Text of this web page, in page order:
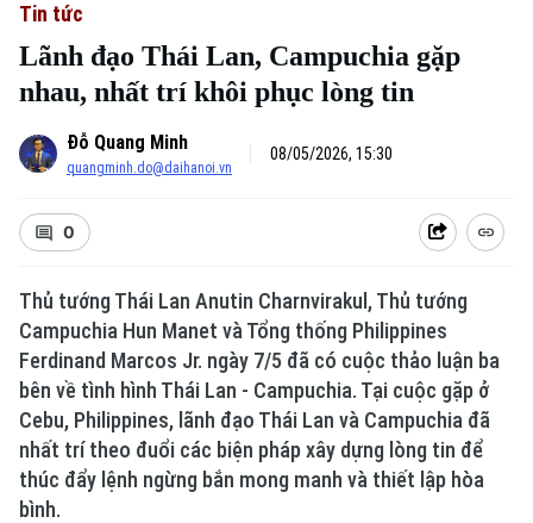
Tin tức
Lãnh đạo Thái Lan, Campuchia gặp
nhau, nhất trí khôi phục lòng tin
Đỗ Quang Minh
quangminh.do@daihanoi.vn
08/05/2026, 15:30
0
Thủ tướng Thái Lan Anutin Charnvirakul, Thủ tướng
Campuchia Hun Manet và Tổng thống Philippines
Ferdinand Marcos Jr. ngày 7/5 đã có cuộc thảo luận ba
bên về tình hình Thái Lan - Campuchia. Tại cuộc gặp ở
Cebu, Philippines, lãnh đạo Thái Lan và Campuchia đã
nhất trí theo đuổi các biện pháp xây dựng lòng tin để
thúc đẩy lệnh ngừng bắn mong manh và thiết lập hòa
bình.